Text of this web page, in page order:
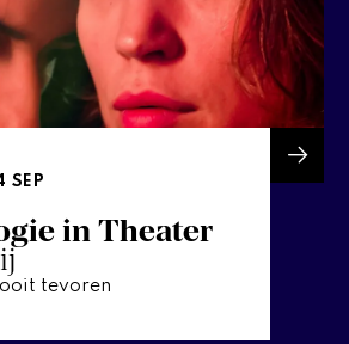
SEP
in Theater
tevoren